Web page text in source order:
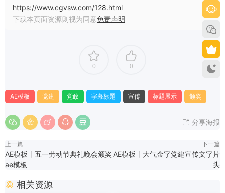
https://www.cgvsw.com/128.html
下载本页面资源则视为同意免责声明
0 0
AE模板 党建 党政 字幕标题 宣传 标题展示 颁奖
分享海报
上一篇
AE模板丨五一劳动节典礼晚会颁奖
ae模板
下一篇
AE模板丨大气金字党建宣传文字片
头
相关资源